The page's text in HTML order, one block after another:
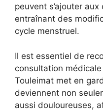
peuvent s’ajouter
entraînant des
cycle menstruel.
Il est essentiel de
consultation
Touleimat met en
deviennent non
aussi douloureuses,